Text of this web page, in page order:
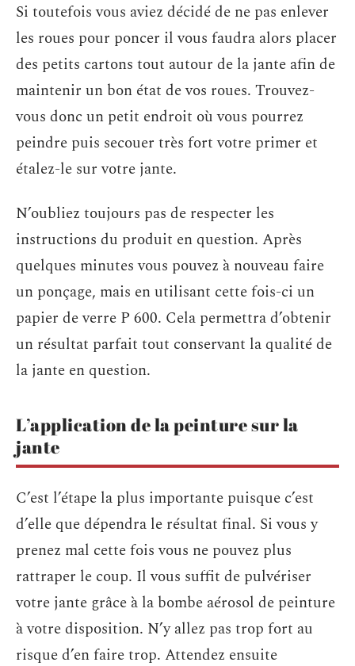
Si toutefois vous aviez décidé de ne pas enlever
les roues pour poncer il vous faudra alors placer
des petits cartons tout autour de la jante afin de
maintenir un bon état de vos roues. Trouvez-
vous donc un petit endroit où vous pourrez
peindre puis secouer très fort votre primer et
étalez-le sur votre jante.
N’oubliez toujours pas de respecter les
instructions du produit en question. Après
quelques minutes vous pouvez à nouveau faire
un ponçage, mais en utilisant cette fois-ci un
papier de verre P 600. Cela permettra d’obtenir
un résultat parfait tout conservant la qualité de
la jante en question.
L’application de la peinture sur la
jante
C’est l’étape la plus importante puisque c’est
d’elle que dépendra le résultat final. Si vous y
prenez mal cette fois vous ne pouvez plus
rattraper le coup. Il vous suffit de pulvériser
votre jante grâce à la bombe aérosol de peinture
à votre disposition. N’y allez pas trop fort au
risque d’en faire trop. Attendez ensuite